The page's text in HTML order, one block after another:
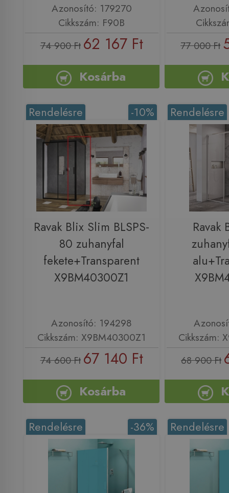
Azonosító: 179270
Cikkszám: F90B
74 900 Ft 62 167 Ft
Kosárba
77 000 Ft
-10%
Rendelésre
Ravak Blix Slim BLSPS-
80 zuhanyfal
fekete+Transparent
X9BM40300Z1
Azonosító: 194298
Cikkszám: X9BM40300Z1
74 600 Ft 67 140 Ft
Kosárba
Rendelésre
Ravak
Cikkszám:
68 900 Ft
-36%
Rendelésre Rendelésre